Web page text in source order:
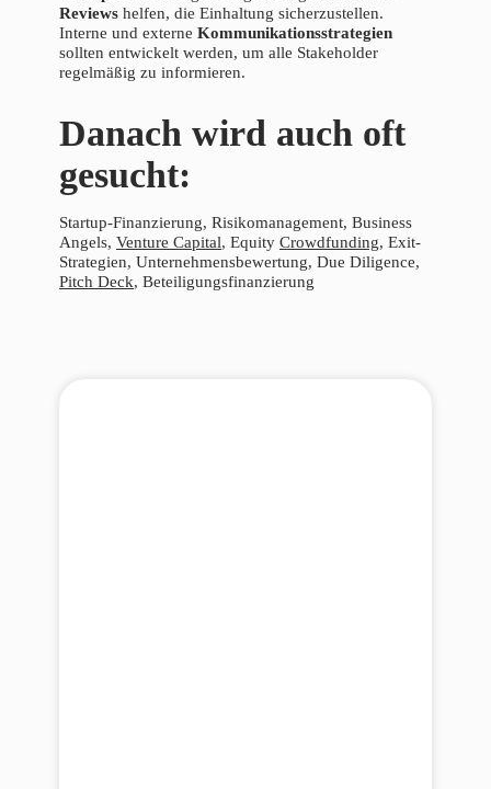
Reviews helfen, die Einhaltung sicherzustellen.
Interne und externe Kommunikationsstrategien
sollten entwickelt werden, um alle Stakeholder
regelmäßig zu informieren.
Danach wird auch oft
gesucht:
Startup-Finanzierung, Risikomanagement, Business
Angels, Venture Capital, Equity Crowdfunding, Exit-
Strategien, Unternehmensbewertung, Due Diligence,
Pitch Deck, Beteiligungsfinanzierung